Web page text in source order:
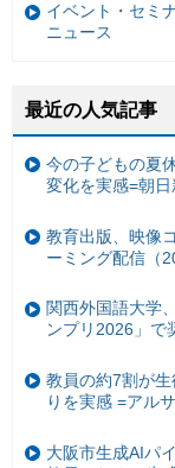
イベント・セミ
ニュース
最近の人気記事
今の子どもの夏
変化を実感=朝日
教育出版、映像
ーミング配信（
関西外国語大学
ンプリ2026」で
教員の約7割が
りを実感 =アル
大阪市生成AIパ